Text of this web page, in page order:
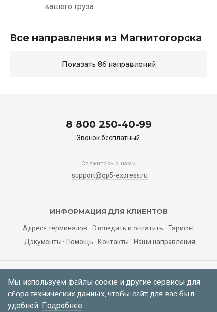
вашего груза
Все направления из Магнитогорска
Показать 86 направлений
8 800 250-40-99
Звонок бесплатный
Свяжитесь с нами
support@qp5-express.ru
ИНФОРМАЦИЯ ДЛЯ КЛИЕНТОВ
Адреса терминалов Отследить и оплатить
Тарифы
Документы
Помощь Контакты Наши направления
ЛИЧНЫЙ КАБИНЕТ
Мои заявки Регистрация Вход
Мы используем файлы cookie и другие сервисы для
сбора технических данных, чтобы сайт для вас был
удобней. Подробнее